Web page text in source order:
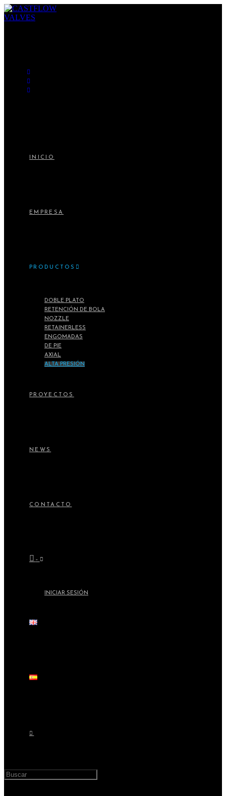
INICIO
EMPRESA
PRODUCTOS
DOBLE PLATO
RETENCIÓN DE BOLA
NOZZLE
RETAINERLESS
ENGOMADAS
DE PIE
AXIAL
ALTA PRESIÓN
PROYECTOS
NEWS
CONTACTO
–
INICIAR SESIÓN